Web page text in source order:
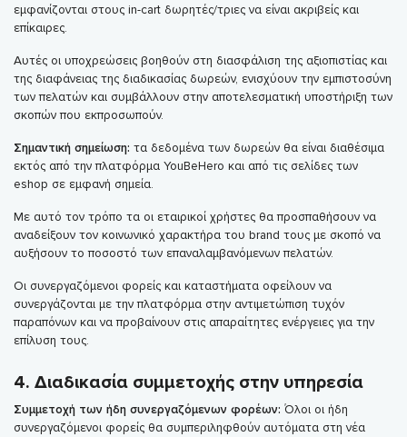
εμφανίζονται στους in-cart δωρητές/τριες να είναι ακριβείς και
επίκαιρες.
Αυτές οι υποχρεώσεις βοηθούν στη διασφάλιση της αξιοπιστίας και
της διαφάνειας της διαδικασίας δωρεών, ενισχύουν την εμπιστοσύνη
των πελατών και συμβάλλουν στην αποτελεσματική υποστήριξη των
σκοπών που εκπροσωπούν.
Σημαντική σημείωση: τα δεδομένα των δωρεών θα είναι διαθέσιμα
εκτός από την πλατφόρμα YouBeHero και από τις σελίδες των
eshop σε εμφανή σημεία.
Με αυτό τον τρόπο τα οι εταιρικοί χρήστες θα προσπαθήσουν να
αναδείξουν τον κοινωνικό χαρακτήρα του brand τους με σκοπό να
αυξήσουν το ποσοστό των επαναλαμβανόμενων πελατών.
Οι συνεργαζόμενοι φορείς και καταστήματα οφείλουν να
συνεργάζονται με την πλατφόρμα στην αντιμετώπιση τυχόν
παραπόνων και να προβαίνουν στις απαραίτητες ενέργειες για την
επίλυση τους.
4. Διαδικασία συμμετοχής στην υπηρεσία
Συμμετοχή των ήδη συνεργαζόμενων φορέων: Όλοι οι ήδη
συνεργαζόμενοι φορείς θα συμπεριληφθούν αυτόματα στη νέα